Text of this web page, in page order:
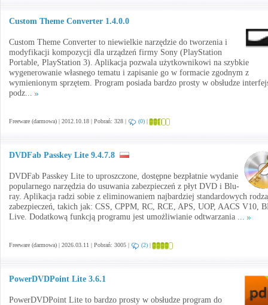
Custom Theme Converter 1.4.0.0
Custom Theme Converter to niewielkie narzędzie do tworzenia i
modyfikacji kompozycji dla urządzeń firmy Sony (PlayStation
Portable, PlayStation 3). Aplikacja pozwala użytkownikowi na szybkie
wygenerowanie własnego tematu i zapisanie go w formacie zgodnym z
wymienionym sprzętem. Program posiada bardzo prosty w obsłudze
podz...
Freeware (darmowa) | 2012.10.18 | Pobrań: 328 | (0) |
DVDFab Passkey Lite 9.4.7.8
DVDFab Passkey Lite to uproszczone, dostępne bezpłatnie wydanie
popularnego narzędzia do usuwania zabezpieczeń z płyt DVD i Blu-
ray. Aplikacja radzi sobie z eliminowaniem najbardziej standardowych
zabezpieczeń, takich jak: CSS, CPPM, RC, RCE, APS, UOP, AACS V10,
Live. Dodatkową funkcją programu jest umożliwianie odtwarzania ...
Freeware (darmowa) | 2026.03.11 | Pobrań: 3005 | (2) |
PowerDVDPoint Lite 3.6.1
PowerDVDPoint Lite to bardzo prosty w obsłudze program do